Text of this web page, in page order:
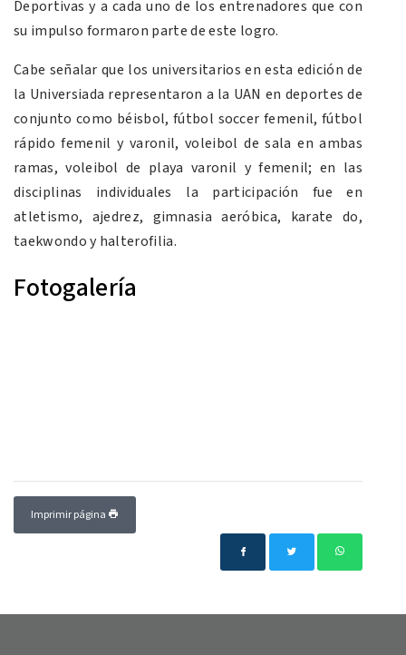
Deportivas y a cada uno de los entrenadores que con
su impulso formaron parte de este logro.
Cabe señalar que los universitarios en esta edición de
la Universiada representaron a la UAN en deportes de
conjunto como béisbol, fútbol soccer femenil, fútbol
rápido femenil y varonil, voleibol de sala en ambas
ramas, voleibol de playa varonil y femenil; en las
disciplinas individuales la participación fue en
atletismo, ajedrez, gimnasia aeróbica, karate do,
taekwondo y halterofilia.
Fotogalería
Imprimir página